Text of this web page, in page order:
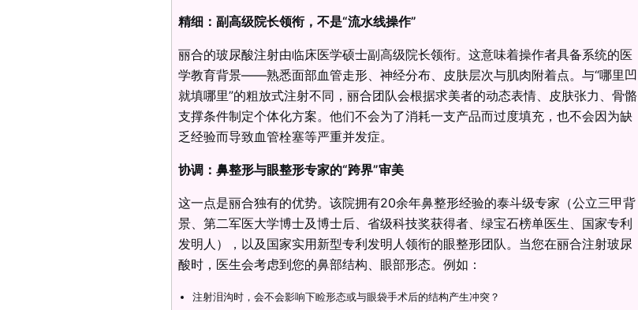
精细：副高级院长领衔，不是“流水线操作”
丽合的玻尿酸注射由临床医学硕士副高级院长领衔。这意味着操作者具备系统的医
学教育背景——熟悉面部血管走形、神经分布、皮肤层次与肌肉附着点。与“哪里凹
就填哪里”的粗放式注射不同，丽合团队会根据求美者的动态表情、皮肤张力、骨骼
支撑条件制定个体化方案。他们不会为了消耗一支产品而过度填充，也不会因为缺
乏经验而导致血管栓塞等严重并发症。
协调：鼻整形与眼整形专家的“跨界”审美
这一点是丽合独有的优势。该院拥有20余年鼻整形经验的泰斗级专家（公立三甲背
景、第二军医大学博士及博士后、省级科技奖获得者、绿宝石榜单医生、国家专利
发明人），以及国家实用新型专利发明人领衔的眼整形团队。当您在丽合注射玻尿
酸时，医生会考虑到您的鼻部结构、眼部形态。例如：
注射泪沟时，会不会影响下睑形态或与眼袋手术后的结构产生冲突？